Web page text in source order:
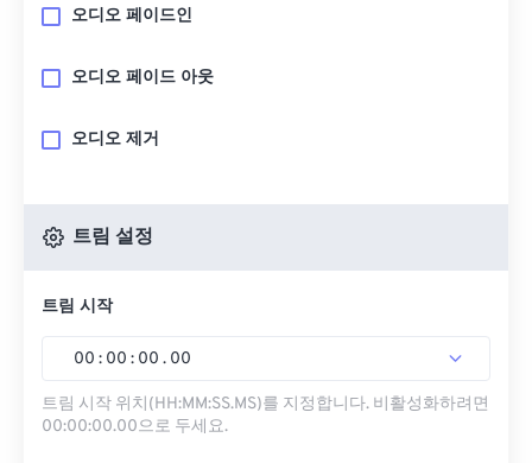
오디오 페이드인
오디오 페이드 아웃
오디오 제거
트림 설정
트림 시작
00 : 00 : 00 . 00
트림 시작 위치(HH:MM:SS.MS)를 지정합니다. 비활성화하려면
00:00:00.00으로 두세요.